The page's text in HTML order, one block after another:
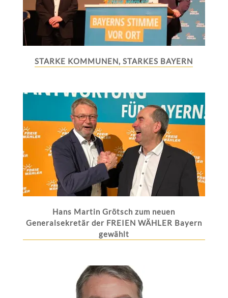
STARKE KOMMUNEN, STARKES BAYERN
Hans Martin Grötsch zum neuen
Generalsekretär der FREIEN WÄHLER Bayern
gewählt